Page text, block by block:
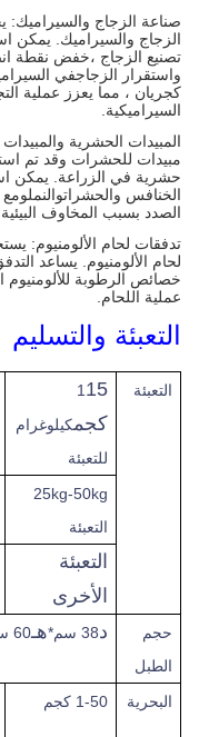
صناعة الزجاج والسيراميك:
الزجاج والسيراميك. يمكن
تصنيع الزجاج ،خفض نقطة
واستقرار الزجاجفي
كجريان ، مما يعزز عملية
السيراميكية.
المبيدات الحشرية
مبيدات للحشرات وقد تم
حشرية في الزراعة. يمكن
الخنافس
الصدد بسبب المخاوف البيئية.
تدفقات لحام الألومنيوم:
لحام الألومنيوم. يساعد
خصائص الرطوبة للألومنيوم
عملية اللحام.
التعبئة والتسليم
التعبئة 115
كجمكيلوغرام
للتعبئة
25kg-50kg
التعبئة
التعبئة
الأخرى
حجم
الطبل
د38 سم* هـ60 سم أو مخصصة، 25 كجم / طبل
البحرية 1-50 كجم